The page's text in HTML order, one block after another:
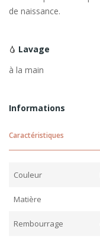
de naissance.
Lavage
à la main
Informations
Caractéristiques
Couleur
Matière
Rembourrage